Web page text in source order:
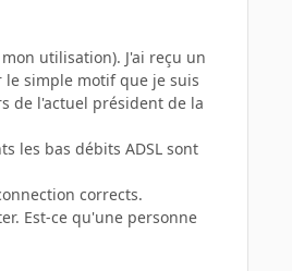
utilisation). J'ai reçu un
le simple motif que je suis
de l'actuel président de la
les bas débits ADSL sont
corrects.
Est-ce qu'une personne